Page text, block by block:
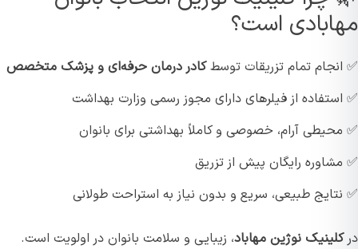
است؟
تمام تزریقات توسطکادر درمان حرفه‌ای و پزشک متخصص
از فیلرهای دارای مجوز رسمی وزارت بهداشت
آرام، خصوصی و کاملاً بهداشتی برای بانوان
رایگان پیش از تزریق
طبیعی، سریع و بدون نیاز به استراحت طولانی
نوژین مهاباد، زیبایی و سلامت بانوان در اولویت است.